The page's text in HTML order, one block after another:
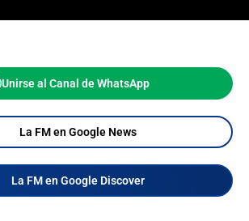
Unirse al Canal de WhatsApp
La FM en Google News
La FM en Google Discover